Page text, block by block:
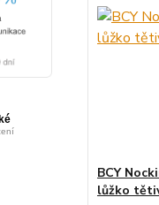
BCY
lůžko